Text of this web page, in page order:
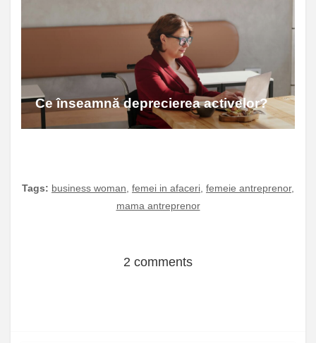
Ce înseamnă deprecierea activelor?
Tags: business woman, femei in afaceri, femeie antreprenor,
mama antreprenor
2 comments